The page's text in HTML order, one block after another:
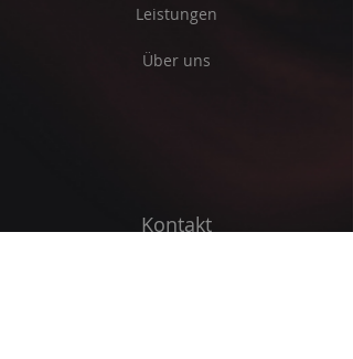
Leistungen
Über uns
Kontakt